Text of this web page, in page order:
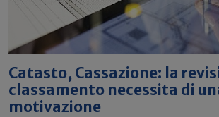
Catasto, Cassazione: la
classamento necessita di
motivazione